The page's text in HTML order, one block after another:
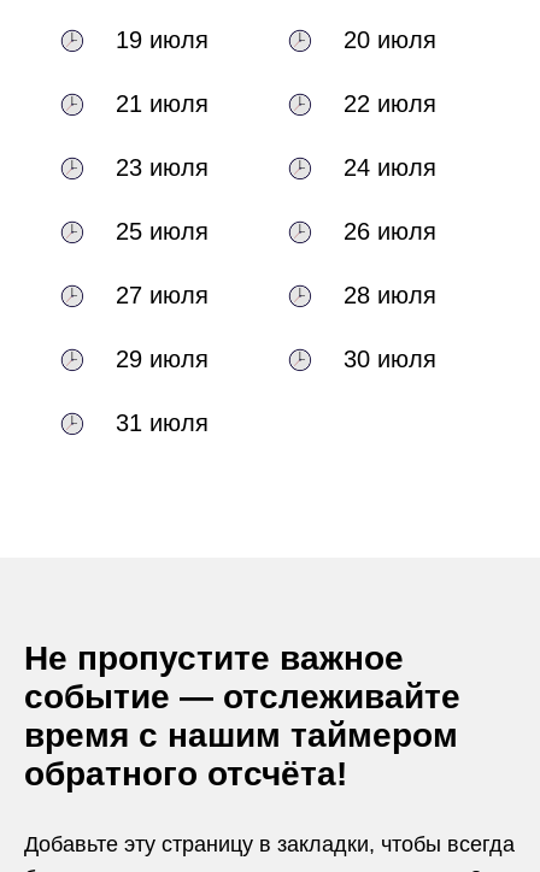
19 июля 20 июля
21 июля 22 июля
23 июля 24 июля
25 июля 26 июля
27 июля 28 июля
29 июля 30 июля
31 июля
Не пропустите важное
событие — отслеживайте
время с нашим таймером
обратного отсчёта!
Добавьте эту страницу в закладки, чтобы всегда